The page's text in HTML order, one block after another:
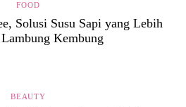
FOOD
Solusi Susu Sapi yang Lebih
Kembung
BEAUTY